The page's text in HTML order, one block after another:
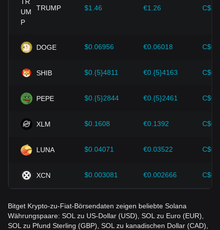
Technologischer Fortschritt:
Die kontinuierliche
sowie verschiedene Verbesserungen im Ökosystem der
Sicherheitsverbesserungen, haben den Wertzuwachs von
Investoren müssen diese Zusammenhänge verstehen, um
dieser Faktoren sollten sie außerdem zukünftige
Kursentwicklungen von Solana genau beobachten und ihre
Marktbedingungen anpassen.
TRUMP $1.46 €1.26
DOGE $0.06956 €0.06018
SHIB $0.{5}4811 €0.{5}4163
PEPE $0.{5}2844 €0.{5}2461
XLM $0.1608 €0.1392
LUNA $0.04071 €0.03522
XCN $0.003081 €0.002666
Bitget Krypto-zu-Fiat-Börsendaten zeigen beliebte Solana
Währungspaare: SOL zu US-Dollar (USD), SOL zu Euro (EUR),
SOL zu Pfund Sterling (GBP), SOL zu kanadischen Dollar (CAD),